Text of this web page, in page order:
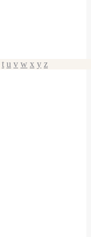
t u v w x y z